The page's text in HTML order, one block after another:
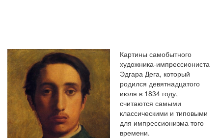
Картины самобытного
художника-импрессиониста
Эдгара Дега, который
родился девятнадцатого
июля в 1834 году,
считаются самыми
классическими и типовыми
для импрессионизма того
времени.